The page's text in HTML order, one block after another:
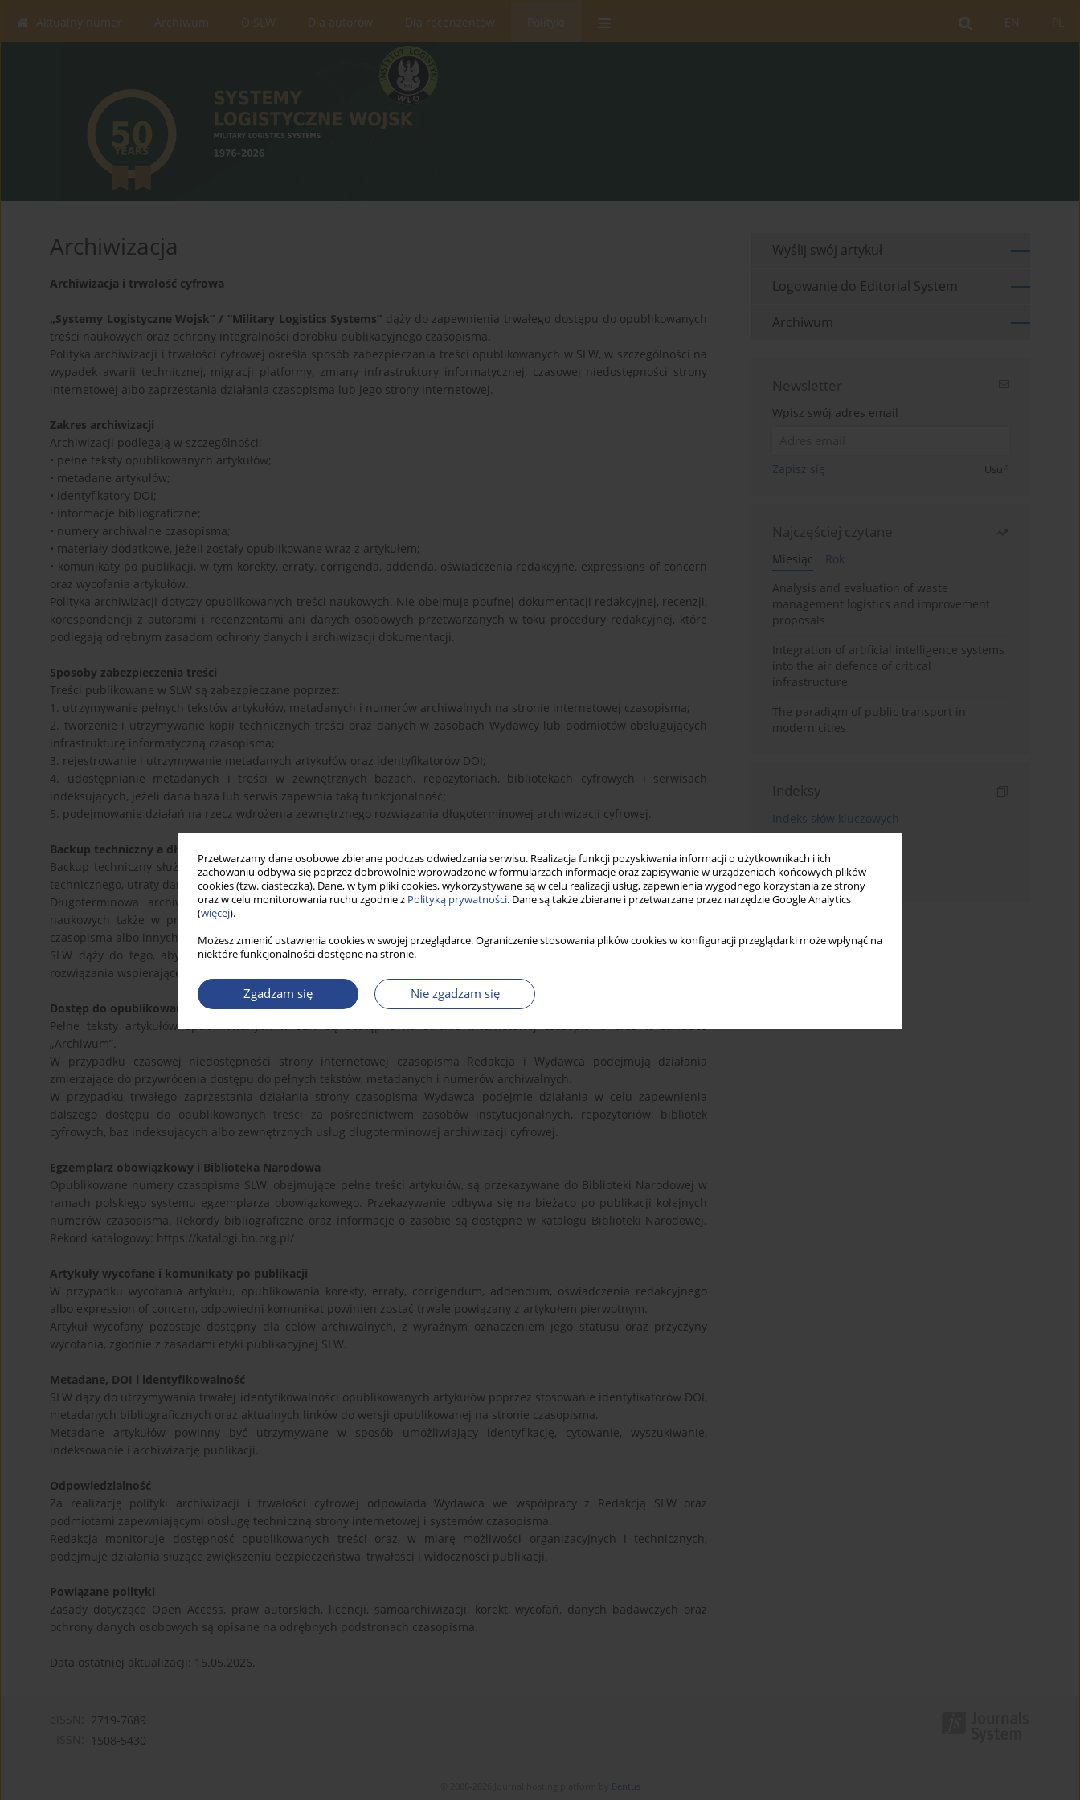
Przetwarzamy dane osobowe zbierane podczas odwiedzania serwisu. Realizacja funkcji pozyskiwania informacji o użytkownikach i ich
zachowaniu odbywa się poprzez dobrowolnie wprowadzone w formularzach informacje oraz zapisywanie w urządzeniach końcowych plików
cookies (tzw. ciasteczka). Dane, w tym pliki cookies, wykorzystywane są w celu realizacji usług, zapewnienia wygodnego korzystania ze strony
oraz w celu monitorowania ruchu zgodnie z Polityką prywatności. Dane są także zbierane i przetwarzane przez narzędzie Google Analytics
(więcej).
Możesz zmienić ustawienia cookies w swojej przeglądarce. Ograniczenie stosowania plików cookies w konfiguracji przeglądarki może wpłynąć na
niektóre funkcjonalności dostępne na stronie.
Zgadzam się Nie zgadzam się
PL
EN
Aktualny numer Archiwum O SLW Dla autorów Dla recenzentów
Archiwizacja
Archiwizacja i trwałość cyfrowa
„Systemy Logistyczne Wojsk” / “Military Logistics Systems” dąży do zapewnienia trwałego dostępu do opublikowanych
treści naukowych oraz ochrony integralności dorobku publikacyjnego czasopisma.
Polityka archiwizacji i trwałości cyfrowej określa sposób zabezpieczania treści opublikowanych w SLW, w szczególności na
wypadek awarii technicznej, migracji platformy, zmiany infrastruktury informatycznej, czasowej niedostępności strony
internetowej albo zaprzestania działania czasopisma lub jego strony internetowej.
Zakres archiwizacji
Archiwizacji podlegają w szczególności:
• pełne teksty opublikowanych artykułów;
• metadane artykułów;
• identyfikatory DOI;
• informacje bibliograficzne;
• numery archiwalne czasopisma;
• materiały dodatkowe, jeżeli zostały opublikowane wraz z artykułem;
• komunikaty po publikacji, w tym korekty, erraty, corrigenda, addenda, oświadczenia redakcyjne, expressions of concern
oraz wycofania artykułów.
Polityka archiwizacji dotyczy opublikowanych treści naukowych. Nie obejmuje poufnej dokumentacji redakcyjnej, recenzji,
korespondencji z autorami i recenzentami ani danych osobowych przetwarzanych w toku procedury redakcyjnej, które
podlegają odrębnym zasadom ochrony danych i archiwizacji dokumentacji.
Sposoby zabezpieczenia treści
Treści publikowane w SLW są zabezpieczane poprzez:
1. utrzymywanie pełnych tekstów artykułów, metadanych i numerów archiwalnych na stronie internetowej czasopisma;
2. tworzenie i utrzymywanie kopii technicznych treści oraz danych w zasobach Wydawcy lub podmiotów obsługujących
infrastrukturę informatyczną czasopisma;
3. rejestrowanie i utrzymywanie metadanych artykułów oraz identyfikatorów DOI;
4. udostępnianie metadanych i treści w zewnętrznych bazach, repozytoriach, bibliotekach cyfrowych i serwisach
indeksujących, jeżeli dana baza lub serwis zapewnia taką funkcjonalność;
5. podejmowanie działań na rzecz wdrożenia zewnętrznego rozwiązania długoterminowej archiwizacji cyfrowej.
Backup techniczny a długoterminowa archiwizacja
Backup techniczny służy przywróceniu działania strony internetowej i zasobów czasopisma w przypadku awarii, błędu
technicznego, utraty danych lub przerwy w działaniu systemu.
Długoterminowa archiwizacja cyfrowa ma szerszy cel: zapewnienie trwałego dostępu do opublikowanych treści
naukowych także w przypadku migracji platformy, zmiany infrastruktury, zaprzestania działania strony internetowej
czasopisma albo innych okoliczności mogących ograniczyć dostęp do publikacji.
SLW dąży do tego, aby opublikowane artykuły były zabezpieczone zarówno poprzez kopie techniczne, jak i poprzez
rozwiązania wspierające długoterminową dostępność dorobku naukowego.
Dostęp do opublikowanych treści
Pełne teksty artykułów opublikowanych w SLW są dostępne na stronie internetowej czasopisma oraz w zakładce
„Archiwum”.
W przypadku czasowej niedostępności strony internetowej czasopisma Redakcja i Wydawca podejmują działania
zmierzające do przywrócenia dostępu do pełnych tekstów, metadanych i numerów archiwalnych.
W przypadku trwałego zaprzestania działania strony czasopisma Wydawca podejmie działania w celu zapewnienia
dalszego dostępu do opublikowanych treści za pośrednictwem zasobów instytucjonalnych, repozytoriów, bibliotek
cyfrowych, baz indeksujących albo zewnętrznych usług długoterminowej archiwizacji cyfrowej.
Egzemplarz obowiązkowy i Biblioteka Narodowa
Opublikowane numery czasopisma SLW, obejmujące pełne treści artykułów, są przekazywane do Biblioteki Narodowej w
ramach polskiego systemu egzemplarza obowiązkowego. Przekazywanie odbywa się na bieżąco po publikacji kolejnych
numerów czasopisma. Rekordy bibliograficzne oraz informacje o zasobie są dostępne w katalogu Biblioteki Narodowej.
Rekord katalogowy: https://katalogi.bn.org.pl/
Artykuły wycofane i komunikaty po publikacji
W przypadku wycofania artykułu, opublikowania korekty, erraty, corrigendum, addendum, oświadczenia redakcyjnego
albo expression of concern, odpowiedni komunikat powinien zostać trwale powiązany z artykułem pierwotnym.
Artykuł wycofany pozostaje dostępny dla celów archiwalnych, z wyraźnym oznaczeniem jego statusu oraz przyczyny
wycofania, zgodnie z zasadami etyki publikacyjnej SLW.
Metadane, DOI i identyfikowalność
SLW dąży do utrzymywania trwałej identyfikowalności opublikowanych artykułów poprzez stosowanie identyfikatorów DOI,
metadanych bibliograficznych oraz aktualnych linków do wersji opublikowanej na stronie czasopisma.
Metadane artykułów powinny być utrzymywane w sposób umożliwiający identyfikację, cytowanie, wyszukiwanie,
indeksowanie i archiwizację publikacji.
Odpowiedzialność
Za realizację polityki archiwizacji i trwałości cyfrowej odpowiada Wydawca we współpracy z Redakcją SLW oraz
podmiotami zapewniającymi obsługę techniczną strony internetowej i systemów czasopisma.
Redakcja monitoruje dostępność opublikowanych treści oraz, w miarę możliwości organizacyjnych i technicznych,
podejmuje działania służące zwiększeniu bezpieczeństwa, trwałości i widoczności publikacji.
Powiązane polityki
Zasady dotyczące Open Access, praw autorskich, licencji, samoarchiwizacji, korekt, wycofań, danych badawczych oraz
ochrony danych osobowych są opisane na odrębnych podstronach czasopisma.
Data ostatniej aktualizacji: 15.05.2026.
Wyślij swój artykuł
Logowanie do Editorial System
Archiwum
Newsletter
Wpisz swój adres email
Zapisz się Usuń
Najczęściej czytane
Miesiąc
Rok
Analysis and evaluation of waste
management logistics and improvement
proposals
Integration of artificial intelligence systems
into the air defence of critical
infrastructure
The paradigm of public transport in
modern cities
Indeksy
Indeks słów kluczowych
Indeks autorów
2719-7689
1508-5430
Bentus